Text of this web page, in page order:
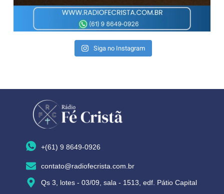
Siga no Instagram
+(61) 9 8649-0926
contato@radiofecrista.com.br
Qs 3, lotes - 03/09, sala - 1513, edf. Pátio Capital